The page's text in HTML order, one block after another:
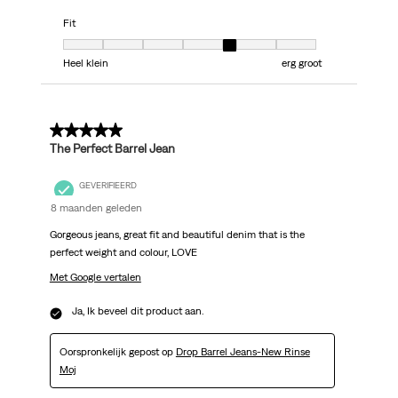
Fit
Fit, 5 van 7, waarbij 1 gelijk is aan Heel klein en 7 gelijk is aan erg groot
Heel klein
erg groot
5 van 5 sterren.
The Perfect Barrel Jean
GEVERIFIEERD
8 maanden geleden
Gorgeous jeans, great fit and beautiful denim that is the
perfect weight and colour, LOVE
Met Google vertalen
Ja, Ik beveel dit product aan.
Oorspronkelijk gepost op Drop Barrel Jeans-New Rinse
Moj